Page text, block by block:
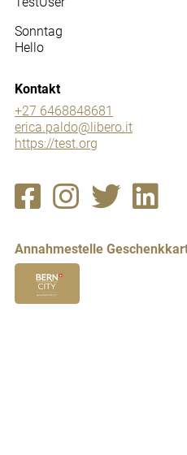
Sonntag
Hello
Kontakt
+27 6468848681
erica.paldo@libero.it
https://test.org
Annahmestelle